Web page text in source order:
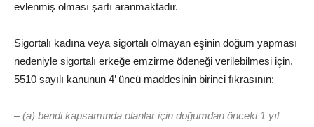
evlenmiş olması şartı aranmaktadır.
Sigortalı kadına veya sigortalı olmayan eşinin doğum yapması
nedeniyle sigortalı erkeğe emzirme ödeneği verilebilmesi için,
5510 sayılı kanunun 4’ üncü maddesinin birinci fıkrasının;
– (a) bendi kapsamında olanlar için doğumdan önceki 1 yıl